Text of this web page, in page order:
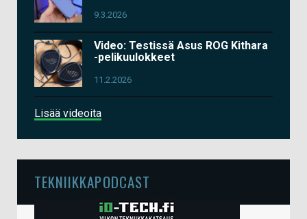
9.3.2026
Video: Testissä Asus ROG Kithara
-pelikuulokkeet
11.2.2026
Lisää videoita
TEKNIIKKAPODCAST